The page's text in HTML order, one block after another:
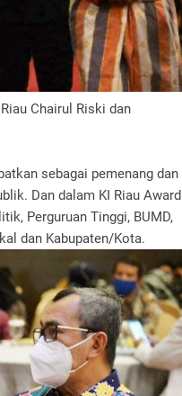
Chairul Riski dan
sebagai pemenang dan
Dan dalam KI Riau Award
Perguruan Tinggi, BUMD,
dan Kabupaten/Kota.